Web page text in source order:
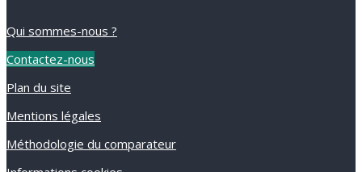
Qui sommes-nous ?
Contactez-nous
Plan du site
Mentions légales
Méthodologie du comparateur